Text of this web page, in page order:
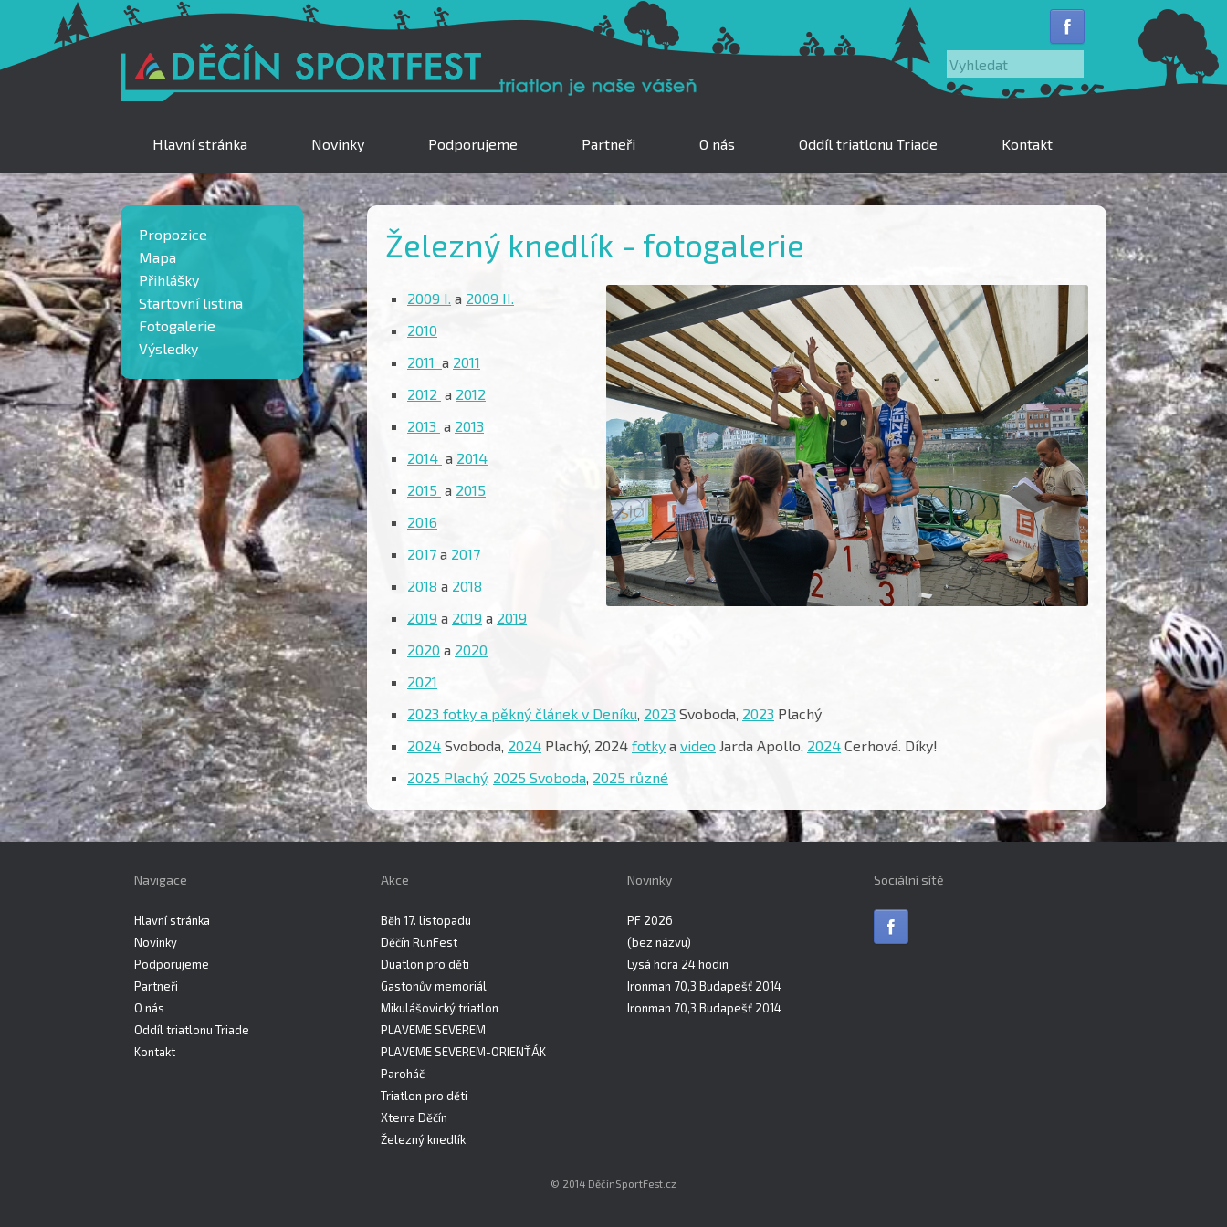
Vyhledat
Hlavní stránka Novinky Podporujeme Partneři O nás Oddíl triatlonu Triade Kontakt
Železný knedlík - fotogalerie
2009 I. a 2009 II.
2010
2011 a 2011
2012 a 2012
2013 a 2013
2014 a 2014
2015 a 2015
2016
2017 a 2017
2018 a 2018
2019 a 2019 a 2019
2020 a 2020
2021
2023 fotky a pěkný článek v Deníku, 2023 Svoboda, 2023 Plachý
2024 Svoboda, 2024 Plachý, 2024 fotky a video Jarda Apollo, 2024 Cerhová. Díky!
2025 Plachý, 2025 Svoboda, 2025 různé
Propozice
Mapa
Přihlášky
Startovní listina
Fotogalerie
Výsledky
Navigace
Hlavní stránka
Novinky
Podporujeme
Partneři
O nás
Oddíl triatlonu Triade
Kontakt
Akce
Běh 17. listopadu
Děčín RunFest
Duatlon pro děti
Gastonův memoriál
Mikulášovický triatlon
PLAVEME SEVEREM
PLAVEME SEVEREM-ORIENŤÁK
Paroháč
Triatlon pro děti
Xterra Děčín
Železný knedlík
Novinky
PF 2026
(bez názvu)
Lysá hora 24 hodin
Ironman 70,3 Budapešť 2014
Ironman 70,3 Budapešť 2014
Sociální sítě
© 2014 DěčínSportFest.cz